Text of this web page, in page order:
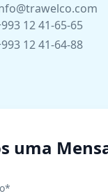
12 41-65-65
12 41-64-88
uma